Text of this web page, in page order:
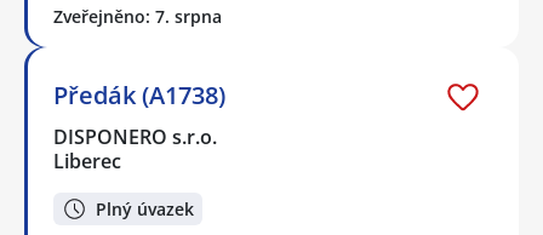
Zveřejněno: 7. srpna
Předák (A1738)
DISPONERO s.r.o.
Liberec
Plný úvazek